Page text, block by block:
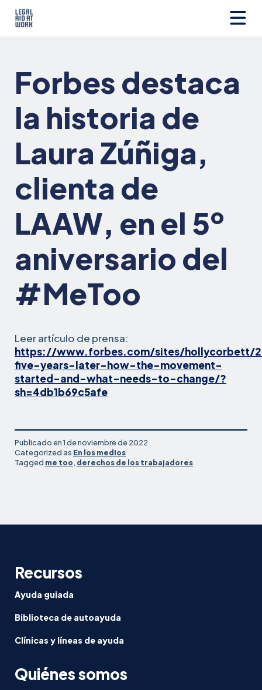
Work
Forbes destaca
la historia de
Laura Zúñiga,
clienta de
LAAW, en el 5º
aniversario del
#MeToo
Leer artículo de prensa:
https://www.forbes.com/sites/hollycorbett/
five-years-later-how-the-movement-
started-and-what-needs-to-change/?
sh=4db1b69c5afe
Publicado en1 de noviembre de 2022
Categorized as En los medios
Tagged me too, derechos de los trabajadores
Recursos
Ayuda guiada
Biblioteca de autoayuda
Clínicas y líneas de ayuda
Quiénes somos